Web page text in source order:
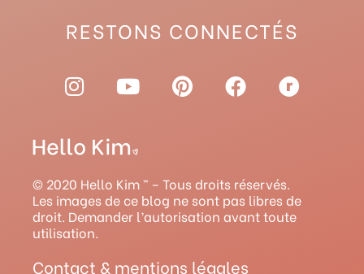
RESTONS CONNECTÉS
I
n
t
a
g
r
a
m
Y
o
t
u
b
e
P
i
r
e
s
F
a
o
o
k
R
a
y
© 2020 Hello Kim ™ – Tous droits réservés.
Les images de ce blog ne sont pas libres de
droit. Demander l’autorisation avant toute
utilisation.
Contact & mentions légales